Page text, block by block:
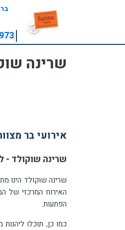
שרינה
אירועי בר
שרינה שוקולד -
הפתעות.